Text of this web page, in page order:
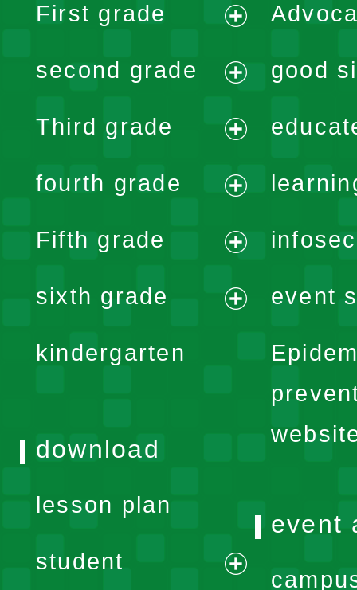
First grade
menu
second grade
menu
Third grade
menu
fourth grade
menu
Fifth grade
menu
sixth grade
kindergarten
good
event
download
lesson plan
student
event